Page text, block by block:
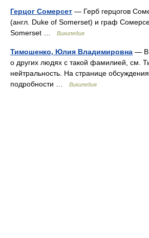
Герцог Сомерсет — Герб герцогов
(англ. Duke of Somerset) и граф
Somerset …
Википедия
Тимошенко, Юлия Владимировна — В
о других людях с такой фамилией, см.
нейтральность. На странице
подробности …
Википедия